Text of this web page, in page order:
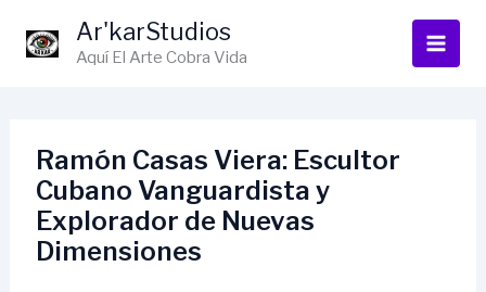
contenido
Ar'karStudios
Aquí El Arte Cobra Vida
Ramón Casas Viera: Escultor
Cubano Vanguardista y
Explorador de Nuevas
Dimensiones